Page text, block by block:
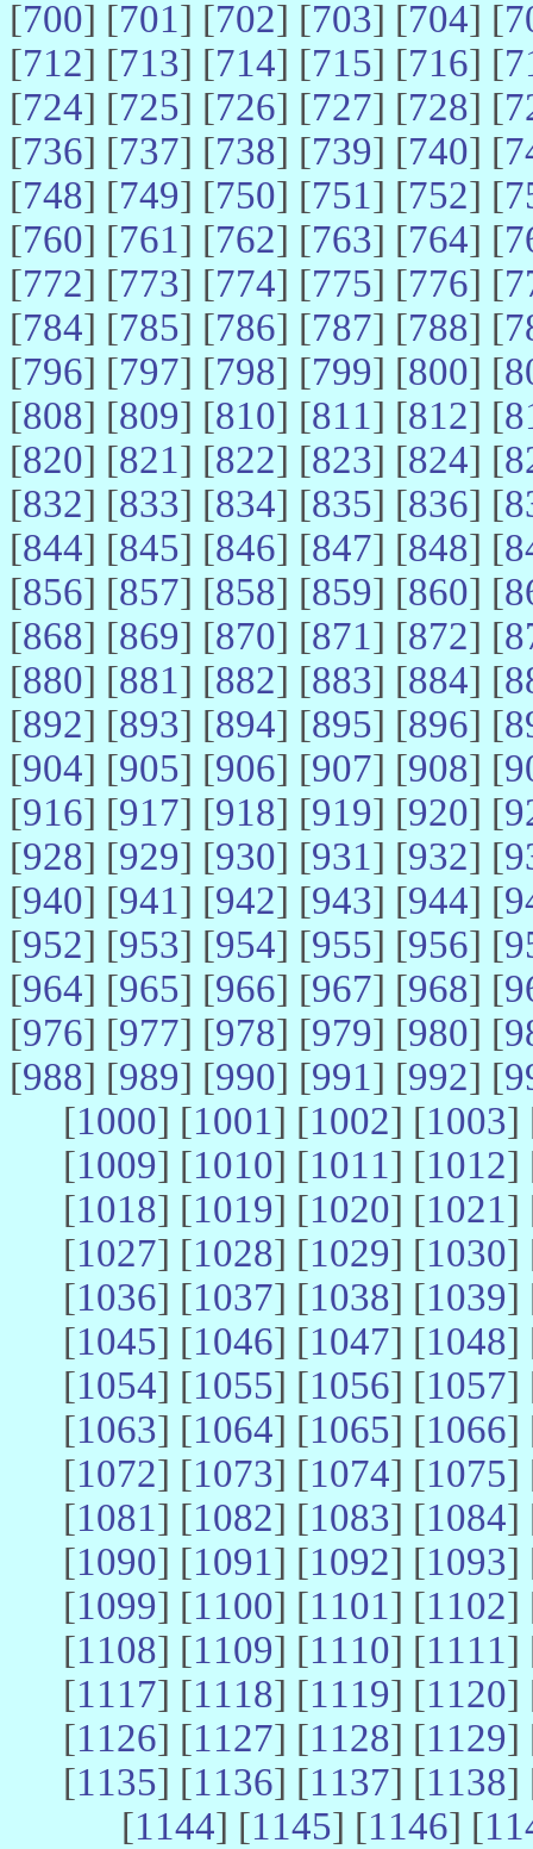
[700] [701] [702] [703] [704] [
[712] [713] [714] [715] [716] [
[724] [725] [726] [727] [728] [
[736] [737] [738] [739] [740] [
[748] [749] [750] [751] [752] [
[760] [761] [762] [763] [764] [
[772] [773] [774] [775] [776] [
[784] [785] [786] [787] [788] [
[796] [797] [798] [799] [800] [
[808] [809] [810] [811] [812] [
[820] [821] [822] [823] [824] [
[832] [833] [834] [835] [836] [
[844] [845] [846] [847] [848] [
[856] [857] [858] [859] [860] [
[868] [869] [870] [871] [872] [
[880] [881] [882] [883] [884] [
[892] [893] [894] [895] [896] [
[904] [905] [906] [907] [908] [
[916] [917] [918] [919] [920] [
[928] [929] [930] [931] [932] [
[940] [941] [942] [943] [944] [
[952] [953] [954] [955] [956] [
[964] [965] [966] [967] [968] [
[976] [977] [978] [979] [980] [
[988] [989] [990] [991] [992] [
[1000] [1001] [1002] [1003]
[1009] [1010] [1011] [1012]
[1018] [1019] [1020] [1021]
[1027] [1028] [1029] [1030]
[1036] [1037] [1038] [1039]
[1045] [1046] [1047] [1048]
[1054] [1055] [1056] [1057]
[1063] [1064] [1065] [1066]
[1072] [1073] [1074] [1075]
[1081] [1082] [1083] [1084]
[1090] [1091] [1092] [1093]
[1099] [1100] [1101] [1102]
[1108] [1109] [1110] [1111]
[1117] [1118] [1119] [1120]
[1126] [1127] [1128] [1129]
[1135] [1136] [1137] [1138]
[1144] [1145] [1146] [